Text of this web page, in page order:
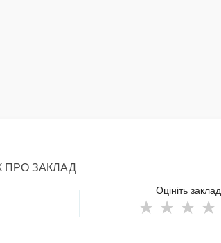
ПРО ЗАКЛАД
Оцініть заклад